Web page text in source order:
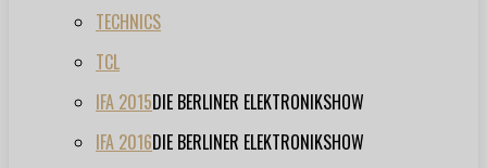
TECHNICS
TCL
IFA 2015DIE BERLINER ELEKTRONIKSHOW
IFA 2016DIE BERLINER ELEKTRONIKSHOW